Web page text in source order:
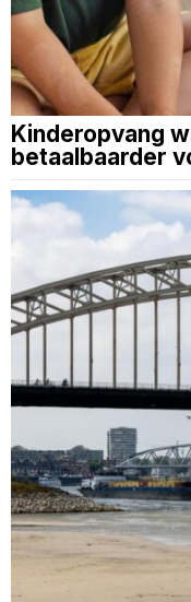
Kinderopvang
betaalbaarder